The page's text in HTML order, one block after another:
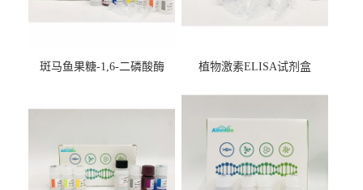
斑马鱼果糖-1,6-二磷酸酶
盒
植物激素ELISA试剂盒